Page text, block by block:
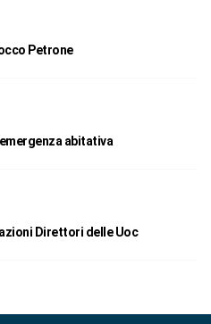
Petrone
abitativa
Direttori delle Uoc